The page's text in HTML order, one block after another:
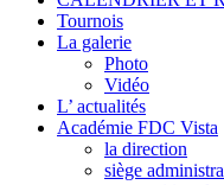
Tournois
La galerie
Photo
Vidéo
L’ actualités
Académie FDC Vista
la direction
siège